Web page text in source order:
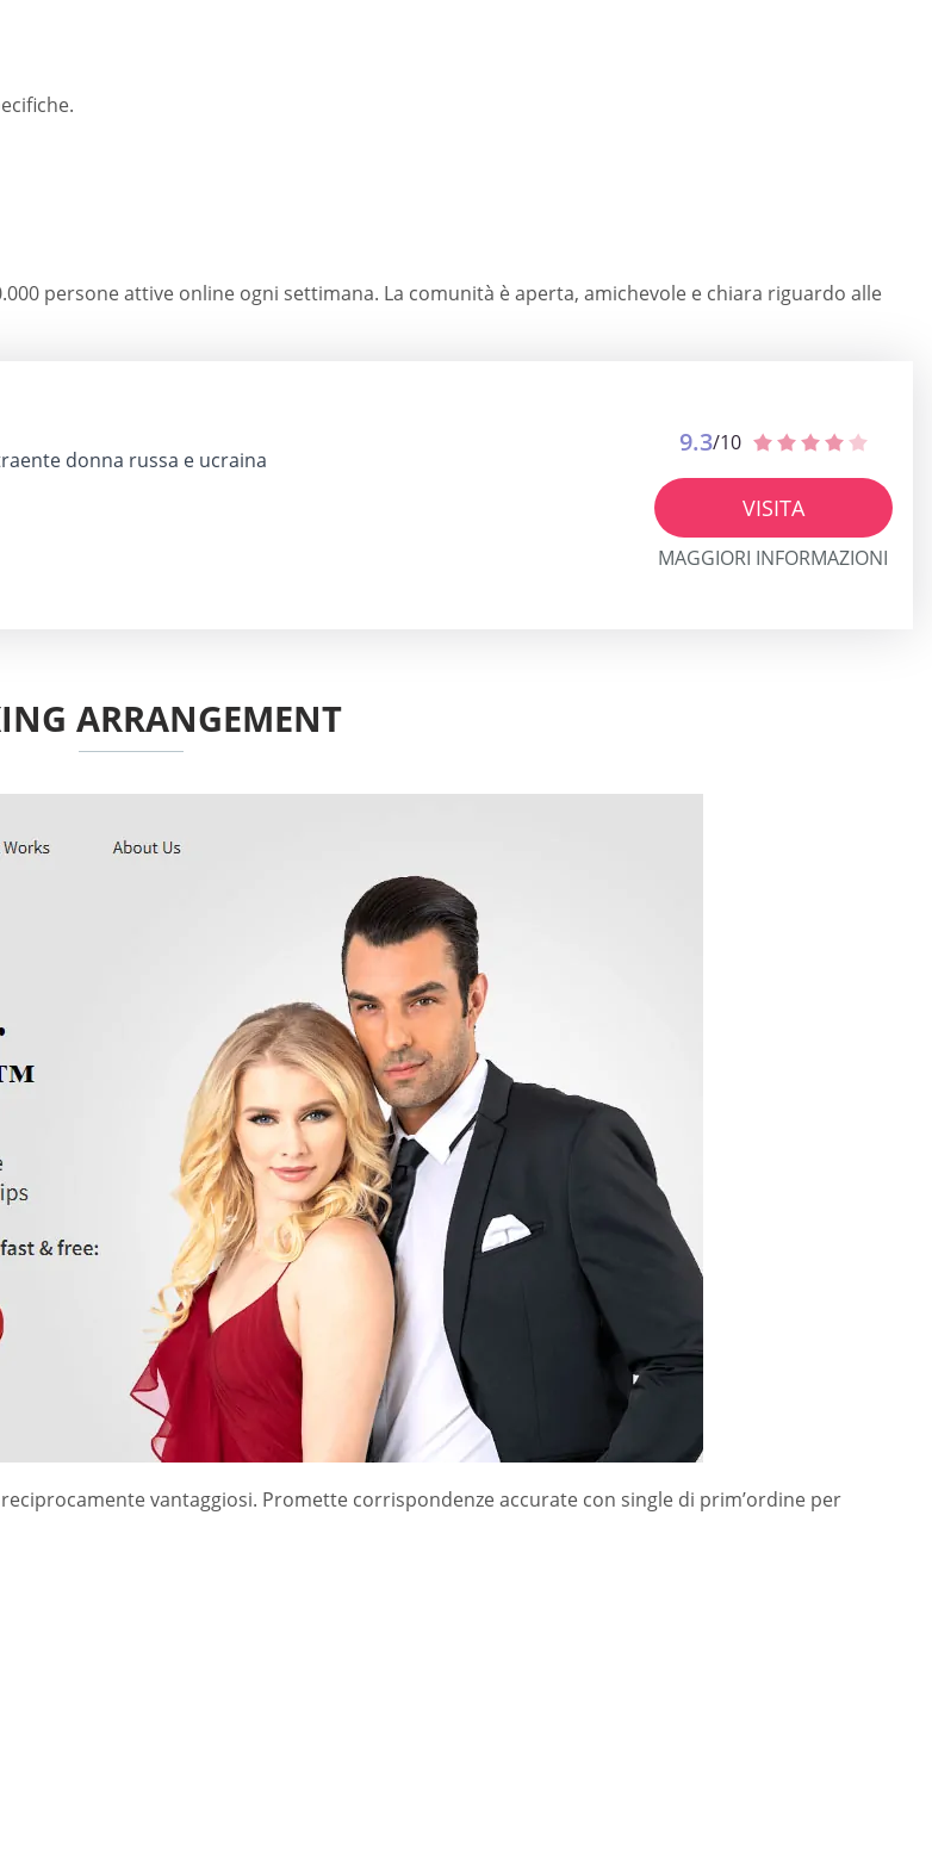
persone attive online ogni settimana. La comunità è aperta, amichevole e chiara riguardo alle
donna russa e ucraina
9.3/10
VISITA
MAGGIORI INFORMAZIONI
ARRANGEMENT
vantaggiosi. Promette corrispondenze accurate con single di prim’ordine per